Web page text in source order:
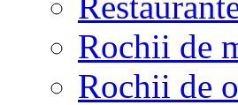
Rochii de
Rochii de